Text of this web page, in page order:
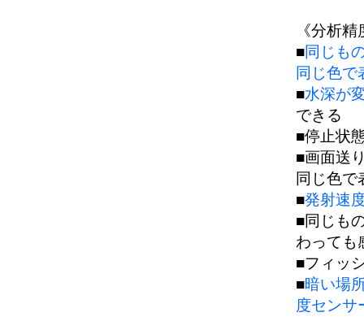
《分析
■同じも
同じ色で
■水深が
できる
■停止状
■画面送
同じ色で
■発射速
■同じも
わっても
■フィッ
■暗い場
度センサ